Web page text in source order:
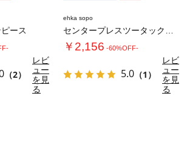
ース
（2）
レビ
ュー
を見
る
ehka sopo
￥2,156 -60%OFF-
5.0 （1）
レビ
ュー
を見
る